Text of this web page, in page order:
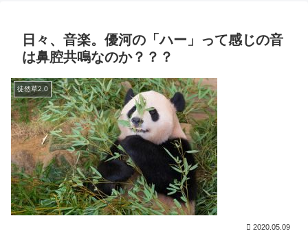
日々、音楽。優河の「ハー」って感じの音
は鼻腔共鳴なのか？？？
徒然草2.0
2020.05.09